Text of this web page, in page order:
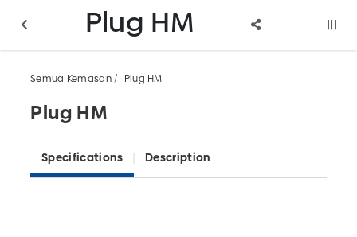
Plug HM
Semua Kemasan Plug HM
Plug HM
Specifications Description